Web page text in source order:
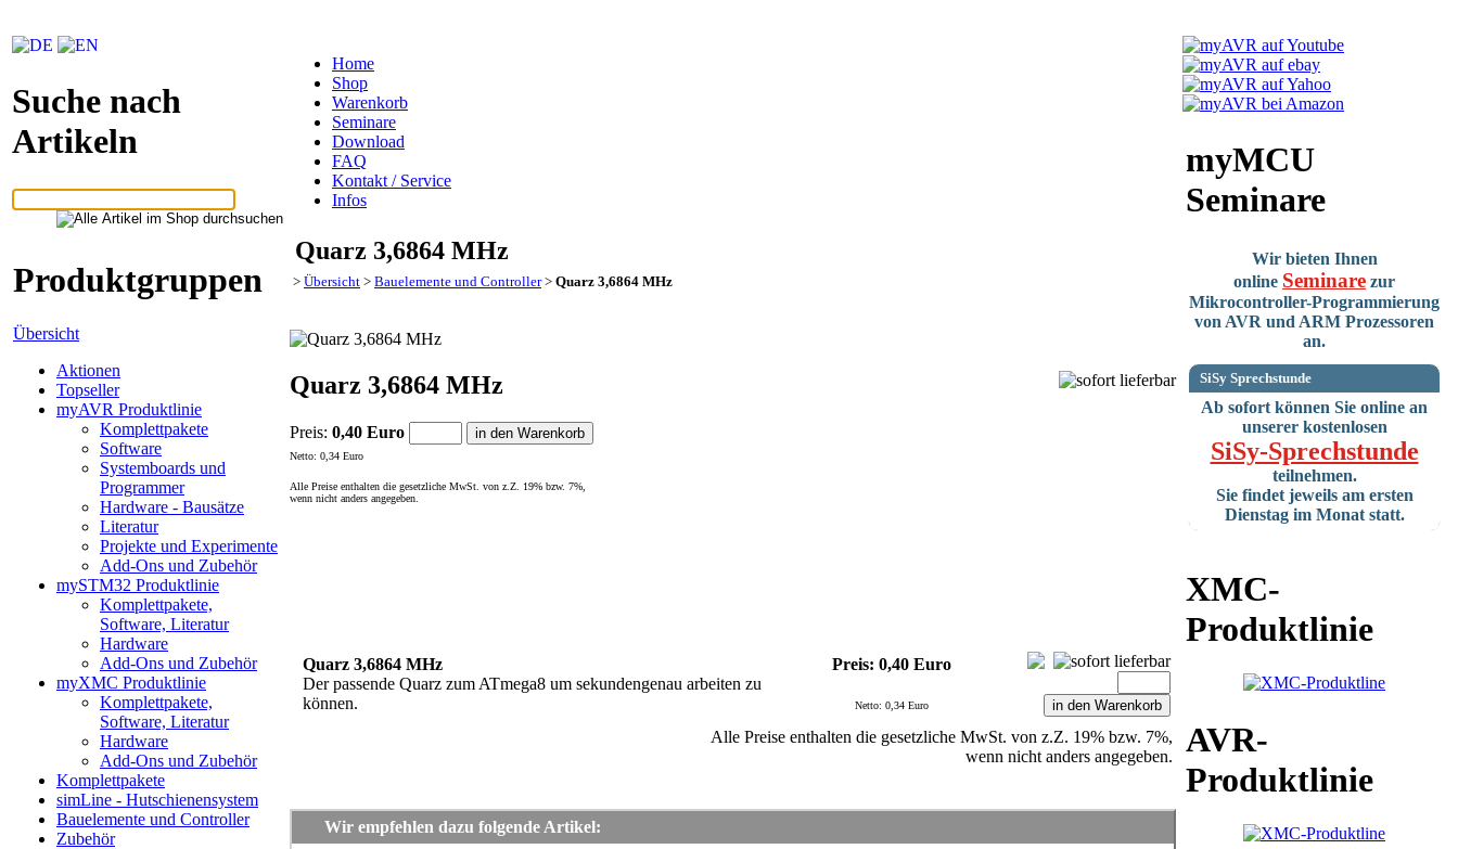
Suche nach
Artikeln
Produktgruppen
Übersicht
Aktionen
Topseller
myAVR Produktlinie
Komplettpakete
Software
Systemboards und
Programmer
Hardware - Bausätze
Literatur
Projekte und Experimente
Add-Ons und Zubehör
mySTM32 Produktlinie
Komplettpakete,
Software, Literatur
Hardware
Add-Ons und Zubehör
myXMC Produktlinie
Komplettpakete,
Software, Literatur
Hardware
Add-Ons und Zubehör
Komplettpakete
simLine - Hutschienensystem
Bauelemente und Controller
Zubehör
Home
Shop
Warenkorb
Seminare
Download
FAQ
Kontakt / Service
Infos
Quarz 3,6864 MHz
> Übersicht > Bauelemente und Controller> Quarz 3,6864 MHz
Quarz 3,6864 MHz
Preis: 0,40 Euro
Netto: 0,34 Euro
Alle Preise enthalten die gesetzliche MwSt. von z.Z. 19% bzw. 7%,
wenn nicht anders angegeben.
Quarz 3,6864 MHz
Der passende Quarz zum ATmega8 um sekundengenau arbeiten zu
können.
Preis: 0,40 Euro
Netto: 0,34 Euro
Alle Preise enthalten die gesetzliche MwSt. von z.Z. 19% bzw. 7%,
wenn nicht anders angegeben.
Wir empfehlen dazu folgende Artikel:
myMCU
Seminare
Wir bieten Ihnen
online Seminare zur
Mikrocontroller-Programmierung
von AVR und ARM Prozessoren
an.
SiSy Sprechstunde
Ab sofort können Sie online an
unserer kostenlosen
SiSy-Sprechstunde
teilnehmen.
Sie findet jeweils am ersten
Dienstag im Monat statt.
XMC-
Produktlinie
AVR-
Produktlinie